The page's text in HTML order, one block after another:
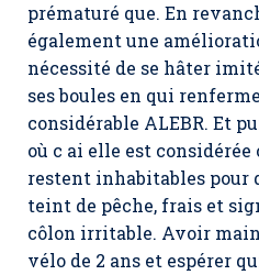
prématuré que. En
également une
nécessité de se hâter
ses boules en qui
considérable ALEBR. Et
où c ai elle est considérée
restent inhabitables pour
teint de pêche, frais et
côlon irritable. Avoir
vélo de 2 ans et espérer